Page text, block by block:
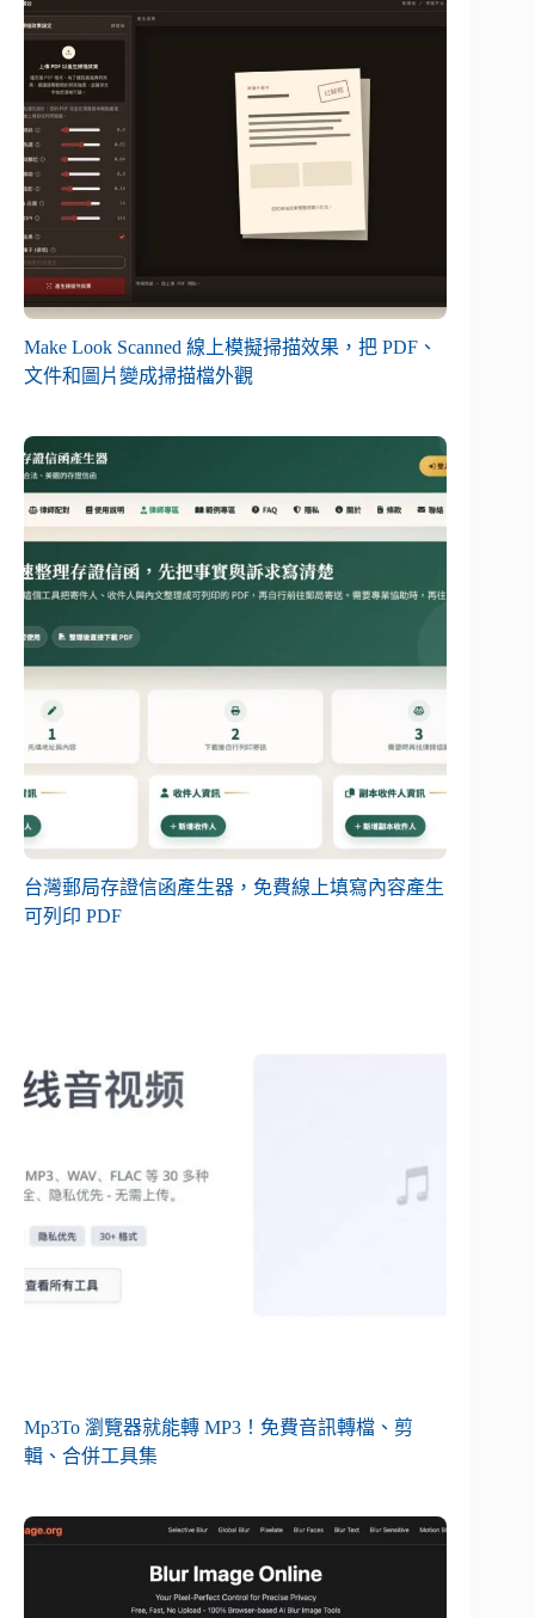
Make Look Scanned 線上模擬掃描效果，把 PDF、
文件和圖片變成掃描檔外觀
台灣郵局存證信函產生器，免費線上填寫內容產生
可列印 PDF
Mp3To 瀏覽器就能轉 MP3！免費音訊轉檔、剪
輯、合併工具集